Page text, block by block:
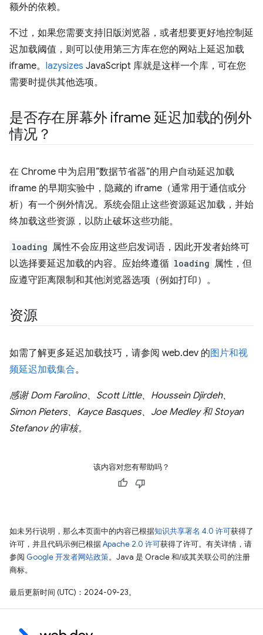
额外的依赖。
不过，如果您需要支持旧版浏览器，或者想要更好地控制延
迟加载阈值，则可以使用第三方库在您的网站上延迟加载
iframe。 lazysizes JavaScript 库就是这样一个库，可在您
需要时提供其他选项。
是否存在屏幕外 iframe 延迟加载的例外
情况？
在 Chrome 中为启用“数据节省器”的用户自动延迟加载
iframe 的早期实验中，隐藏的 iframe（通常用于通信或分
析）有一个例外情况。系统会阻止这些资源延迟加载，并始
终加载这些资源，以防止破坏这些功能。
loading 属性不会应用这些启发词语，因此开发者始终可
以选择要延迟加载的内容。应始终遵循 loading 属性，但
应遵守距离限制和其他浏览器选项（例如打印）。
资源
如需了解更多延迟加载技巧，请参阅 web.dev 的图片和视
频延迟加载集合。
感谢 Dom Farolino、Scott Little、Houssein Djirdeh、
Simon Pieters、Kayce Basques、Joe Medley 和 Stoyan
Stefanov 的审核。
该内容对您有帮助吗？
如未另行说明，那么本页面中的内容已根据知识共享署名 4.0 许可获得了
许可，并且代码示例已根据Apache 2.0 许可获得了许可。有关详情，请
参阅 Google 开发者网站政策。Java 是 Oracle 和/或其关联公司的注册
商标。
最后更新时间 (UTC)：2024-09-23。